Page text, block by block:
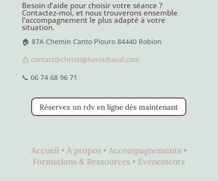
Besoin d’aide pour choisir votre séance ?
Contactez-moi, et nous trouverons ensemble
l’accompagnement le plus adapté à votre
situation.
🏠 87A Chemin Canto Plouro 84440 Robion
📩 contact@christopherouhaud.com
📞 06 74 68 96 71
Réservez un rdv en ligne dès maintenant
Accueil • À propos • Accompagnements •
Formations & Ressources • Événements